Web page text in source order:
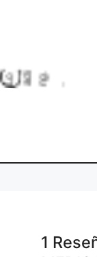
L
o
a
di
n
g
.
1